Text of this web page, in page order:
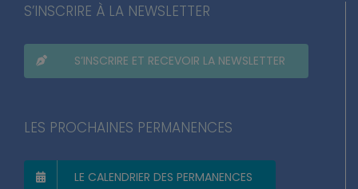
S’INSCRIRE À LA NEWSLETTER
S’INSCRIRE ET RECEVOIR LA NEWSLETTER
LES PROCHAINES PERMANENCES
LE CALENDRIER DES PERMANENCES